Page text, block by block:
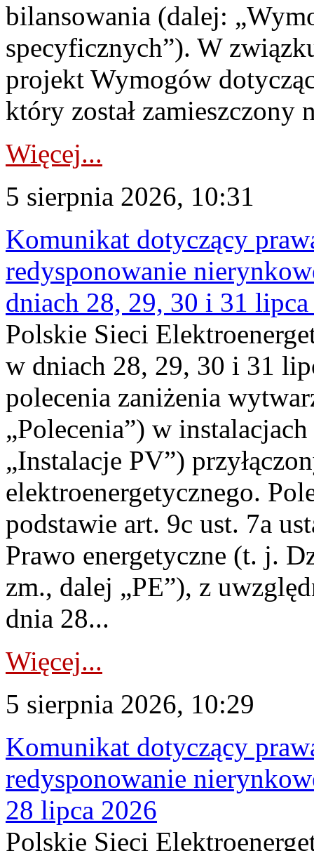
bilansowania (dalej:
specyficznych”). W
projekt Wymogów
który został zamieszczony
Więcej...
5 sierpnia 2026, 10:31
Komunikat dotyczący
redysponowanie
dniach 28, 29, 30 i 31
Polskie Sieci
w dniach 28, 29, 30 i 31
polecenia zaniżenia
„Polecenia”) w
„Instalacje PV”)
elektroenergetycznego.
podstawie art. 9c ust. 7a
Prawo energetyczne (t. j.
zm., dalej „PE”), z
dnia 28...
Więcej...
5 sierpnia 2026, 10:29
Komunikat dotyczący
redysponowanie
28 lipca 2026
Polskie Sieci